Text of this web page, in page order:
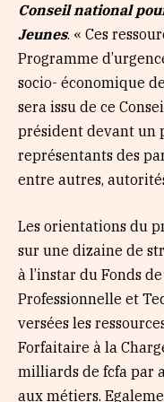
Conseil national
Jeunes. « Ces
Programme
socio- économique
sera issu de ce
président devant un
représentants des
entre autres,
Les orientations du
sur une dizaine de
à l’instar du Fonds
Professionnelle et
versées les
Forfaitaire à la
milliards de fcfa par
aux métiers.